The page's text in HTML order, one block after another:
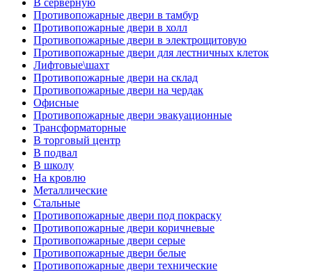
В серверную
Противопожарные двери в тамбур
Противопожарные двери в холл
Противопожарные двери в электрощитовую
Противопожарные двери для лестничных клеток
Лифтовые\шахт
Противопожарные двери на склад
Противопожарные двери на чердак
Офисные
Противопожарные двери эвакуационные
Трансформаторные
В торговый центр
В подвал
В школу
На кровлю
Металлические
Стальные
Противопожарные двери под покраску
Противопожарные двери коричневые
Противопожарные двери серые
Противопожарные двери белые
Противопожарные двери технические